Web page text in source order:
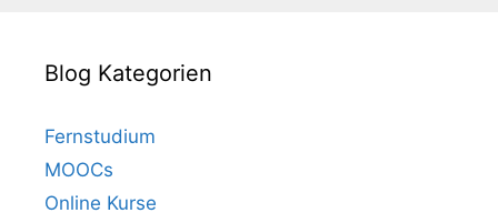
Blog Kategorien
Fernstudium
MOOCs
Online Kurse